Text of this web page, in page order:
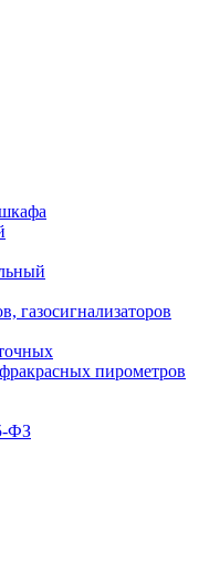
газосигнализаторов
пирометров
ФЗ